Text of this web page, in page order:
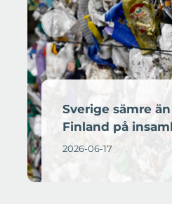
Sverige sämre
Finland på
2026-06-17